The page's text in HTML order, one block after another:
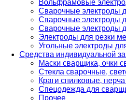
Вольфрамовые
Сварочные электроды
Сварочные электроды
Сварочные электроды
Электроды для резки
Угольные электроды
Средства индивидуальной
Маски сварщика, очки
Стекла сварочные,
Краги спилковые,
Спецодежда для
Прочее